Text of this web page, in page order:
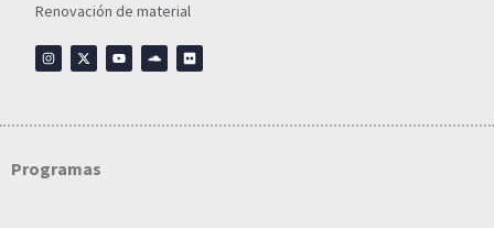
Renovación de material
Programas